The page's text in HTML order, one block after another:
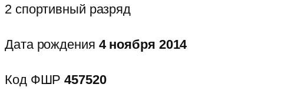
2 спортивный разряд
Дата рождения 4 ноября 2014
Код ФШР 457520